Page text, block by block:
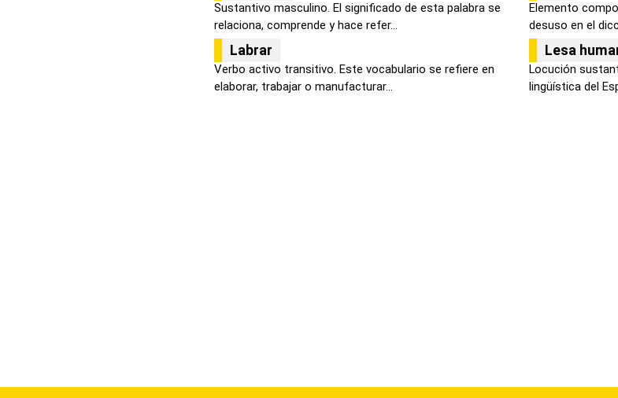
Sustantivo masculino. El significado de esta palabra se
relaciona, comprende y hace refer...
Elemento
desuso en el
Labrar
Verbo activo transitivo. Este vocabulario se refiere en
elaborar, trabajar o manufacturar...
Lesa
Locución
lingüística del